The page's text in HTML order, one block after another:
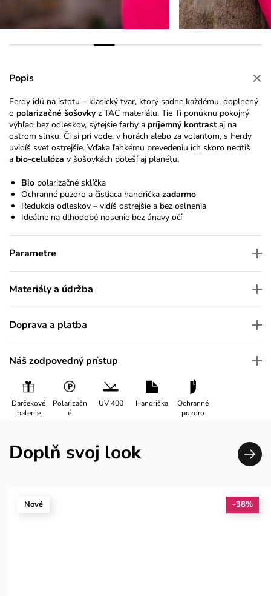
Popis
Ferdy idú na istotu – klasický tvar, ktorý sadne každému, doplnený
o polarizačné šošovkyz TAC materiálu. Tie Ti ponúknu pokojný
výhľad bez odleskov, sýtejšie farby a príjemný kontrastaj na
ostrom slnku. Či si pri vode, v horách alebo za volantom, s Ferdy
uvidíš svet ostrejšie. Vďaka ľahkému prevedeniu ich skoro necítiš
a bio-celulóza v šošovkách poteší aj planétu.
Bio polarizačné sklíčka
Ochranné puzdro a čistiaca handrička zadarmo
Redukcia odleskov – vidíš ostrejšie a bez oslnenia
Ideálne na dlhodobé nosenie bez únavy očí
Parametre
Materiály a údržba
Doprava a platba
Náš zodpovedný prístup
Darčekové
balenie
Polarizačn
é
UV 400 Handrička
Ochranné
puzdro
Doplň svoj look
Nové -38%